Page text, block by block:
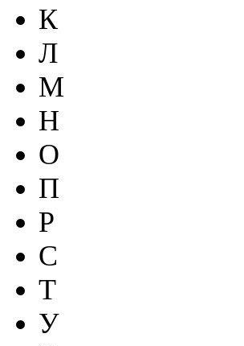
К
Л
М
Н
О
П
Р
С
Т
У